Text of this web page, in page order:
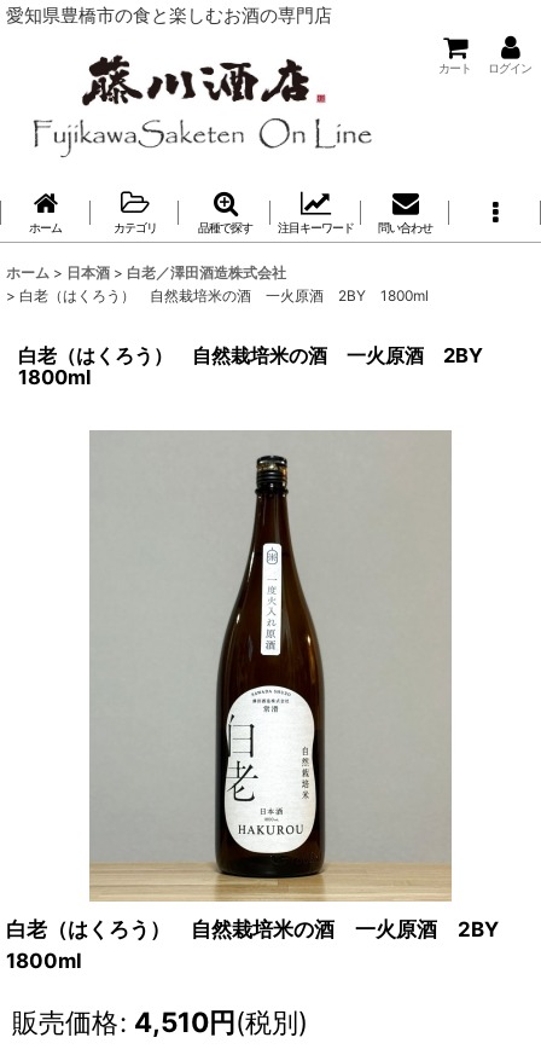
愛知県豊橋市の食と楽しむお酒の専門店
カート ログイン
ホーム カテゴリ 品種で探す 注目キーワード 問い合わせ
ホーム > 日本酒 > 白老／澤田酒造株式会社
> 白老（はくろう） 自然栽培米の酒 一火原酒 2BY 1800ml
白老（はくろう） 自然栽培米の酒 一火原酒 2BY
1800ml
白老（はくろう） 自然栽培米の酒 一火原酒 2BY
1800ml
販売価格: 4,510円(税別)